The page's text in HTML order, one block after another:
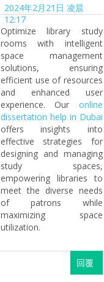
2024年2月21日 凌晨
12:17
Optimize library study
rooms with intelligent
space management
solutions, ensuring
efficient use of resources
and enhanced user
experience. Our online
dissertation help in Dubai
offers insights into
effective strategies for
designing and managing
study spaces,
empowering libraries to
meet the diverse needs
of patrons while
maximizing space
utilization.
回覆